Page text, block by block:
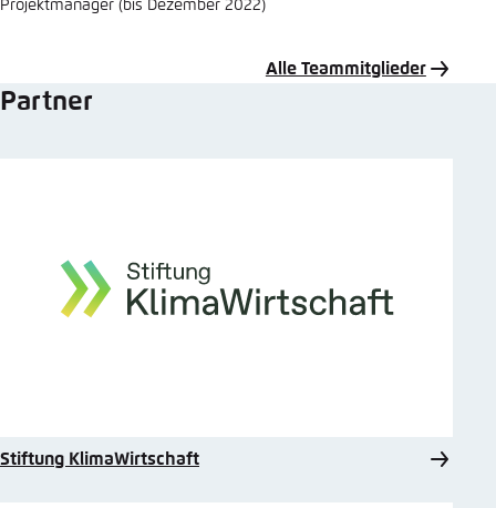
Projektmanager (bis Dezember 2022)
Alle Teammitglieder
Partner
Stiftung KlimaWirtschaft